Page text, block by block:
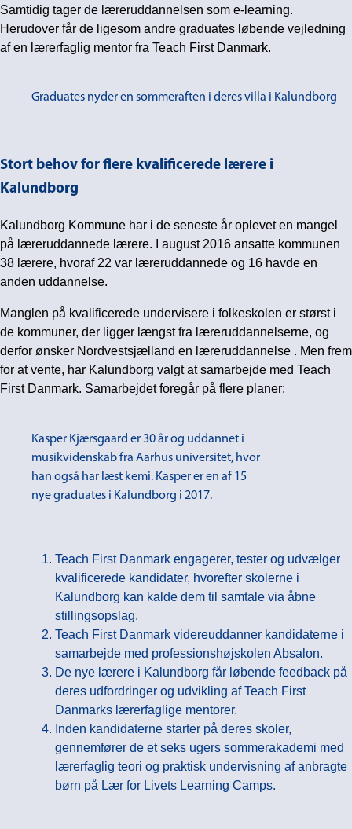
Samtidig tager de læreruddannelsen som e-learning.
Herudover får de ligesom andre graduates løbende vejledning
af en lærerfaglig mentor fra Teach First Danmark.
Graduates nyder en sommeraften i deres villa i Kalundborg
Stort behov for flere kvalificerede lærere i
Kalundborg
Kalundborg Kommune har i de seneste år oplevet en mangel
på læreruddannede lærere. I august 2016 ansatte kommunen
38 lærere, hvoraf 22 var læreruddannede og 16 havde en
anden uddannelse.
Manglen på kvalificerede undervisere i folkeskolen er størst i
de kommuner, der ligger længst fra læreruddannelserne, og
derfor ønsker Nordvestsjælland en læreruddannelse . Men frem
for at vente, har Kalundborg valgt at samarbejde med Teach
First Danmark. Samarbejdet foregår på flere planer:
Kasper Kjærsgaard er 30 år og uddannet i
musikvidenskab fra Aarhus universitet, hvor
han også har læst kemi. Kasper er en af 15
nye graduates i Kalundborg i 2017.
Teach First Danmark engagerer, tester og udvælger
kvalificerede kandidater, hvorefter skolerne i
Kalundborg kan kalde dem til samtale via åbne
stillingsopslag.
Teach First Danmark videreuddanner kandidaterne i
samarbejde med professionshøjskolen Absalon.
De nye lærere i Kalundborg får løbende feedback på
deres udfordringer og udvikling af Teach First
Danmarks lærerfaglige mentorer.
Inden kandidaterne starter på deres skoler,
gennemfører de et seks ugers sommerakademi med
lærerfaglig teori og praktisk undervisning af anbragte
børn på Lær for Livets Learning Camps.